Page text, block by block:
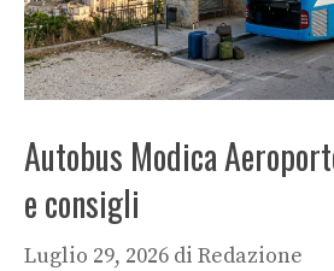
Autobus Modica
e consigli
Luglio 29, 2026 di Redazione